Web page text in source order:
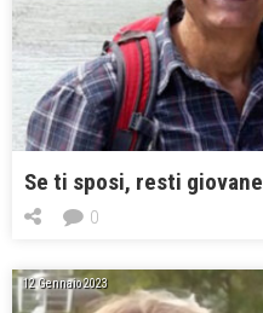
Se ti sposi, resti giovane
0
12 Gennaio 2023